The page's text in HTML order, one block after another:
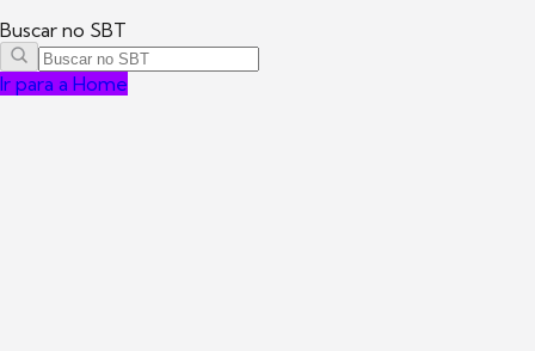
Buscar no SBT
Ir para a Home